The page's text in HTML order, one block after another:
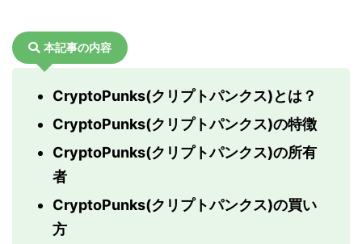
本記事の内容
CryptoPunks(クリプトパンクス)とは？
CryptoPunks(クリプトパンクス)の特徴
CryptoPunks(クリプトパンクス)の所有
者
CryptoPunks(クリプトパンクス)の買い
方